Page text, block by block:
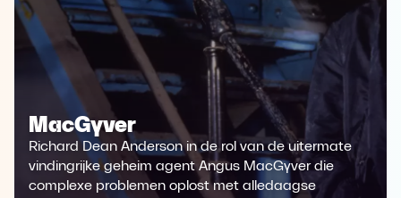
Firefox Download
Safari Download
Microsoft Edge Download
Opera Download
MacGyver
Richard Dean Anderson in de rol van de uitermate
vindingrijke geheim agent Angus MacGyver die
complexe problemen oplost met alledaagse